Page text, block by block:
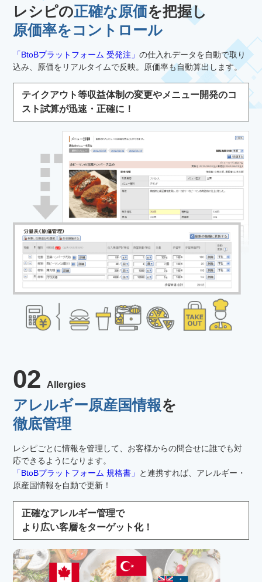
レシピの正確な原価を把握し
原価率をコントロール
「BtoBプラットフォーム 受発注」の仕入れデータを自動で取り
込み、原価をリアルタイムで反映。原価率も自動算出します。
テイクアウト等収益体制の変更やメニュー開発のコ
スト試算が迅速・正確に！
02 Allergies
アレルギー原産国情報を
徹底管理
レシピごとに情報を管理して、お客様からの問合せに誰でも対
応できるようになります。
「BtoBプラットフォーム 規格書」 と連携すれば、アレルギー・
原産国情報を自動で更新！
正確なアレルギー管理で
より広い客層をターゲット化！